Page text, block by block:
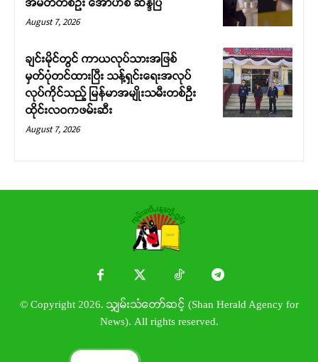
August 7, 2026
ချင်းမိုင်တွင် ကာယလုပ်သားအဖြစ်
မှတ်ပုံတင်ထားပြီး သန့်ရှင်းရေးအလုပ်
လုပ်ကိုင်သည့် မြန်မာအမျိုးသမီးတစ်ဦး
ထိုင်းလဝကဖမ်းဆီး
August 7, 2026
© Copyright 2026. သျှမ်းသံတော်ဆင့် (Shan Herald Agency for
News). All rights reserved.